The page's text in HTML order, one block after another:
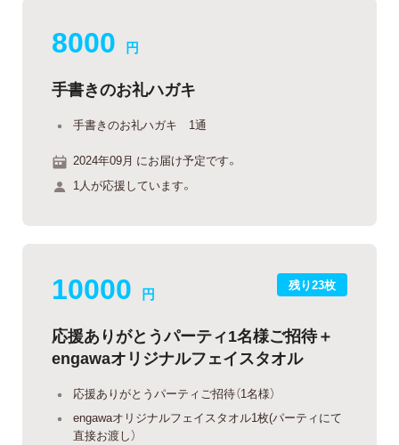
8000 円
手書きのお礼ハガキ
手書きのお礼ハガキ 1通
2024年09月 にお届け予定です。
1人が応援しています。
残り23枚
10000 円
応援ありがとうパーティ1名様ご招待＋
engawaオリジナルフェイスタオル
応援ありがとうパーティご招待（1名様）
engawaオリジナルフェイスタオル1枚(パーティにて
直接お渡し）